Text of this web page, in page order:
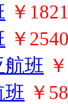
￥
￥
航班
班 ￥